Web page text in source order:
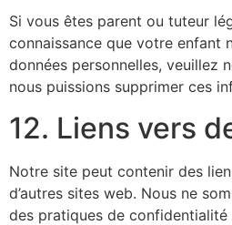
Si vous êtes parent ou tuteur
connaissance que votre enfant
données personnelles, veuillez
nous puissions supprimer ces
12. Liens vers
Notre site peut contenir des
d’autres sites web. Nous ne
des pratiques de